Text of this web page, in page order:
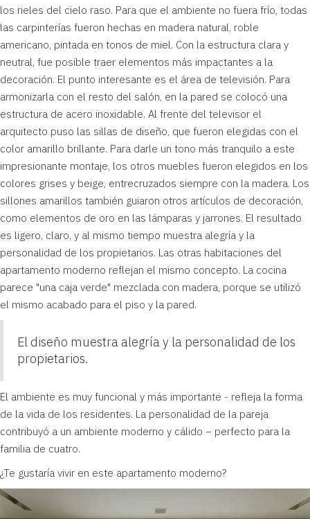
los rieles del cielo raso. Para que el ambiente no fuera frío, todas
las carpinterías fueron hechas en madera natural, roble
americano, pintada en tonos de miel. Con la estructura clara y
neutral, fue posible traer elementos más impactantes a la
decoración. El punto interesante es el área de televisión. Para
armonizarla con el resto del salón, en la pared se colocó una
estructura de acero inoxidable. Al frente del televisor el
arquitecto puso las sillas de diseño, que fueron elegidas con el
color amarillo brillante. Para darle un tono más tranquilo a este
impresionante montaje, los otros muebles fueron elegidos en los
colores grises y beige, entrecruzados siempre con la madera. Los
sillones amarillos también guiaron otros artículos de decoración,
como elementos de oro en las lámparas y jarrones. El resultado
es ligero, claro, y al mismo tiempo muestra alegría y la
personalidad de los propietarios. Las otras habitaciones del
apartamento moderno reflejan el mismo concepto. La cocina
parece "una caja verde" mezclada con madera, porque se utilizó
el mismo acabado para el piso y la pared.
El diseño muestra alegría y la personalidad de los
propietarios.
El ambiente es muy funcional y más importante - refleja la forma
de la vida de los residentes. La personalidad de la pareja
contribuyó a un ambiente moderno y cálido – perfecto para la
familia de cuatro.
¿Te gustaría vivir en este apartamento moderno?